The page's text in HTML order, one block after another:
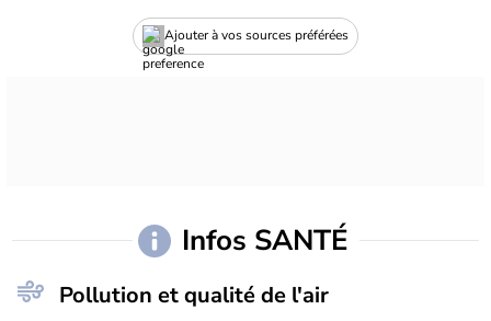
Ajouter à vos sources préférées
Infos SANTÉ
Pollution et qualité de l'air